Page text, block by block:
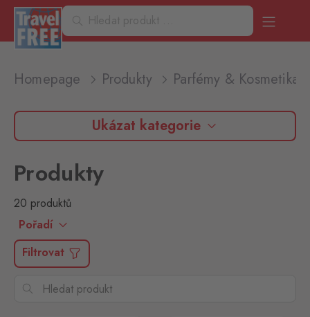
Homepage Produkty Parfémy & Kosmetika
Ukázat kategorie
Produkty
20 produktů
Pořadí
Filtrovat